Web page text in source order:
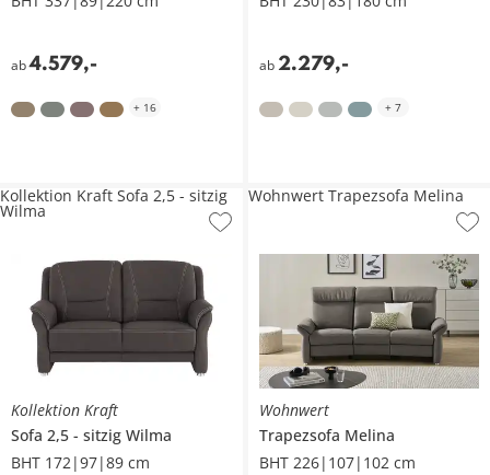
ab4.579,-
+ 16
ab 2.279,-
+ 7
Kollektion Kraft
Sofa 2,5 - sitzig Wilma
BHT 172|97|89 cm
Kollektion Kraft Sofa 2,5 - sitzig
Wilma
Wohnwert
Trapezsofa Melina
BHT 226|107|102 cm
Wohnwert Trapezsofa Melina